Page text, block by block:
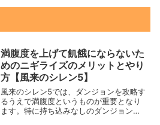
満腹度を上げて飢餓にならないた
めのニギライズのメリットとやり
方【風来のシレン5】
風来のシレン5では、ダンジョンを攻略す
るうえで満腹度というものが重要となり
ます。特に持ち込みなしのダンジョンで